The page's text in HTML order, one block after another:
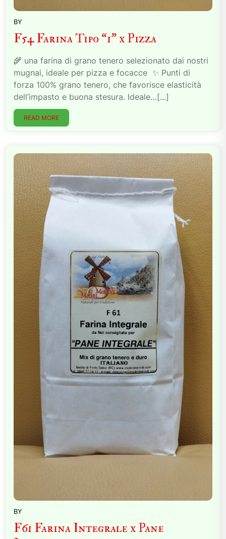
BY
F54 Farina Tipo “1” x Pizza
🌾 una farina di grano tenero selezionato dai nostri
mugnai, ideale per pizza e focacce ✨ Punti di
forza 100% grano tenero, che favorisce elasticità
dell’impasto e buona stesura. Ideale…[...]
READ MORE
BY
F61 Farina Integrale x Pane